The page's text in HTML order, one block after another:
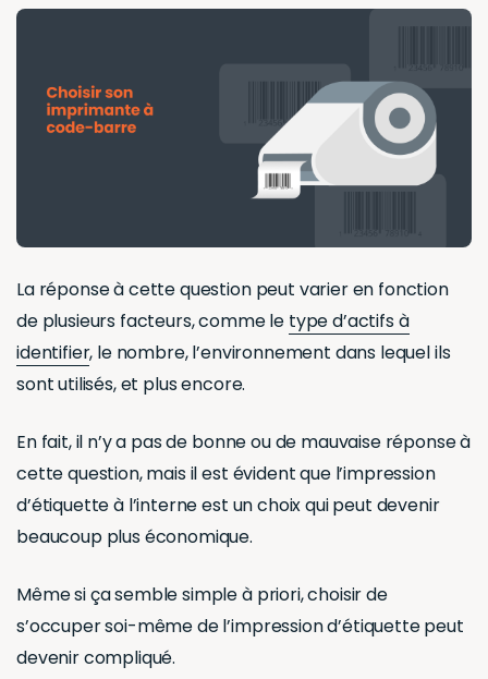
La réponse à cette question peut varier en fonction
de plusieurs facteurs, comme le type d’actifs à
identifier, le nombre, l’environnement dans lequel ils
sont utilisés, et plus encore.
En fait, il n’y a pas de bonne ou de mauvaise réponse à
cette question, mais il est évident que l’impression
d’étiquette à l’interne est un choix qui peut devenir
beaucoup plus économique.
Même si ça semble simple à priori, choisir de
s’occuper soi-même de l’impression d’étiquette peut
devenir compliqué.